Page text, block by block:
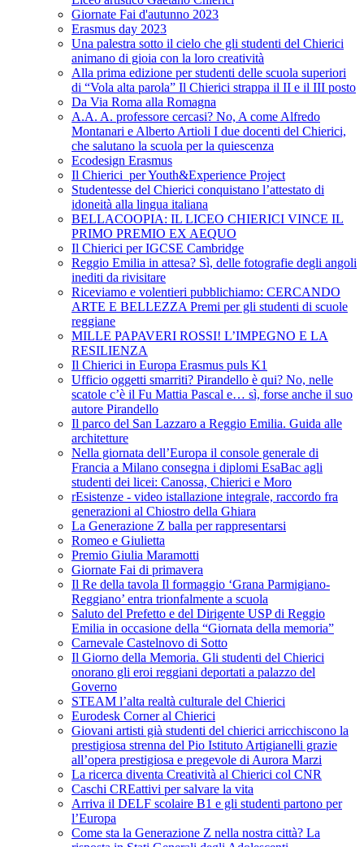
Giornate Fai d'autunno 2023
Erasmus day 2023
Una palestra sotto il cielo che gli studenti del Chierici
animano di gioia con la loro creatività
Alla prima edizione per studenti delle scuola superiori
di “Vola alta parola” Il Chierici strappa il II e il III posto
Da Via Roma alla Romagna
A.A. A. professore cercasi? No, A come Alfredo
Montanari e Alberto Artioli I due docenti del Chierici,
che salutano la scuola per la quiescenza
Ecodesign Erasmus
Il Chierici per Youth&Experience Project
Studentesse del Chierici conquistano l’attestato di
idoneità alla lingua italiana
BELLACOOPIA: IL LICEO CHIERICI VINCE IL
PRIMO PREMIO EX AEQUO
Il Chierici per IGCSE Cambridge
Reggio Emilia in attesa? Sì, delle fotografie degli angoli
inediti da rivisitare
Riceviamo e volentieri pubblichiamo: CERCANDO
ARTE E BELLEZZA Premi per gli studenti di scuole
reggiane
MILLE PAPAVERI ROSSI! L’IMPEGNO E LA
RESILIENZA
Il Chierici in Europa Erasmus puls K1
Ufficio oggetti smarriti? Pirandello è qui? No, nelle
scatole c’è il Fu Mattia Pascal e… sì, forse anche il suo
autore Pirandello
Il parco del San Lazzaro a Reggio Emilia. Guida alle
architetture
Nella giornata dell’Europa il console generale di
Francia a Milano consegna i diplomi EsaBac agli
studenti dei licei: Canossa, Chierici e Moro
rEsistenze - video istallazione integrale, raccordo fra
generazioni al Chiostro della Ghiara
La Generazione Z balla per rappresentarsi
Romeo e Giulietta
Premio Giulia Maramotti
Giornate Fai di primavera
Il Re della tavola Il formaggio ‘Grana Parmigiano-
Reggiano’ entra trionfalmente a scuola
Saluto del Prefetto e del Dirigente USP di Reggio
Emilia in occasione della “Giornata della memoria”
Carnevale Castelnovo di Sotto
Il Giorno della Memoria. Gli studenti del Chierici
onorano gli eroi reggiani deportati a palazzo del
Governo
STEAM l’alta realtà culturale del Chierici
Eurodesk Corner al Chierici
Giovani artisti già studenti del chierici arricchiscono la
prestigiosa strenna del Pio Istituto Artigianelli grazie
all’opera prestigiosa e pregevole di Aurora Marzi
La ricerca diventa Creatività al Chierici col CNR
Caschi CREattivi per salvare la vita
Arriva il DELF scolaire B1 e gli studenti partono per
l’Europa
Come sta la Generazione Z nella nostra città? La